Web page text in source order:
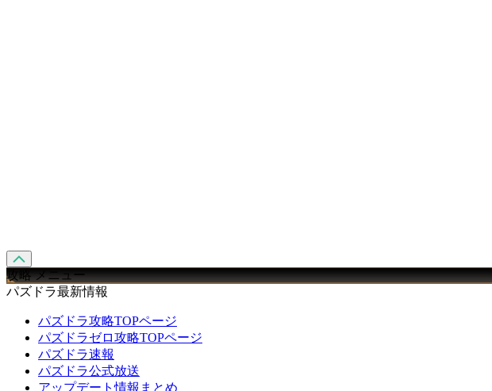
攻略 メニュー
パズドラ最新情報
パズドラ攻略TOPページ
パズドラゼロ攻略TOPページ
パズドラ速報
パズドラ公式放送
アップデート情報まとめ